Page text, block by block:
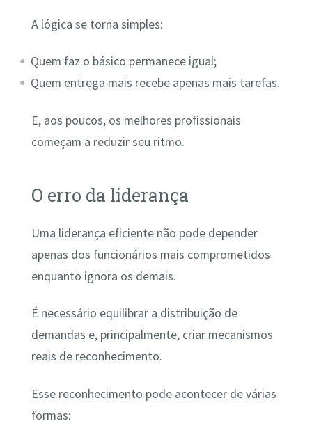
A lógica se torna simples:
Quem faz o básico permanece igual;
Quem entrega mais recebe apenas mais tarefas.
E, aos poucos, os melhores profissionais
começam a reduzir seu ritmo.
O erro da liderança
Uma liderança eficiente não pode depender
apenas dos funcionários mais comprometidos
enquanto ignora os demais.
É necessário equilibrar a distribuição de
demandas e, principalmente, criar mecanismos
reais de reconhecimento.
Esse reconhecimento pode acontecer de várias
formas: